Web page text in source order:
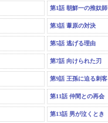
第1話 朝鮮一の推奴師
第3話 葦原の対決
第5話 逃げる理由
第7話 向けられた刃
第9話 王孫に迫る刺客
第11話 仲間との再会
第13話 男が泣くとき